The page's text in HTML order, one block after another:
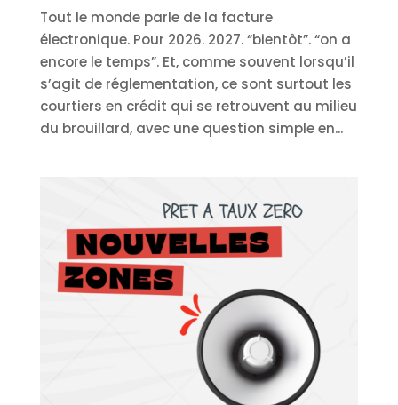
Tout le monde parle de la facture
électronique. Pour 2026. 2027. “bientôt”. “on a
encore le temps”. Et, comme souvent lorsqu’il
s’agit de réglementation, ce sont surtout les
courtiers en crédit qui se retrouvent au milieu
du brouillard, avec une question simple en...